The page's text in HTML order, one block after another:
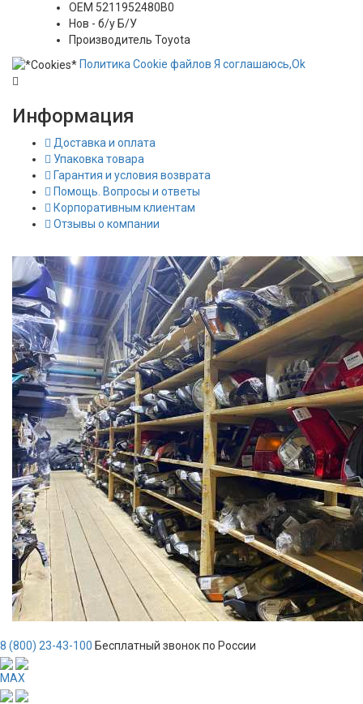
OEM 5211952480B0
Нов - б/у Б/У
Производитель Toyota
Политика Сookie файлов Я соглашаюсь,Ok
Информация
Доставка и оплата
Упаковка товара
Гарантия и условия возврата
Помощь. Вопросы и ответы
Корпоративным клиентам
Отзывы о компании
8 (800) 23-43-100 Бесплатный звонок по России
MAX